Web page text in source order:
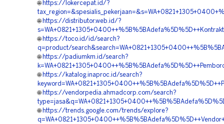
🌐 https://lokercepat.id/?
🌐 https://distributor.web.id/?
🌐 https://toco.id/id/search?
q=product/
🌐 https://padiumkm.id/search?
🌐 https://katalog.inaproc.id/search?
🌐 https://vendorpedia.ahmadcorp.com/search?
🌐 https://trends.google.com/trends/explore?